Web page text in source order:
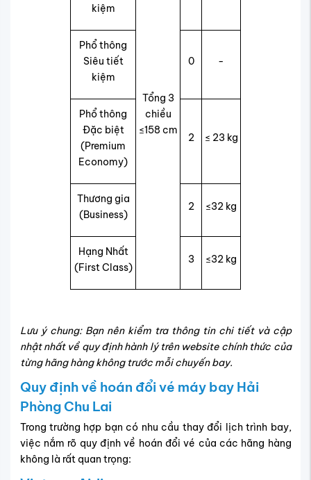
kiệm
Tổng 3
chiều
≤158 cm
Phổ thông
Siêu tiết
kiệm
0 -
Phổ thông
Đặc biệt
(Premium
Economy)
2 ≤ 23 kg
Thương gia
(Business)
2 ≤32 kg
Hạng Nhất
(First Class)
3 ≤32 kg
Lưu ý chung: Bạn nên kiểm tra thông tin chi tiết và cập
nhật nhất về quy định hành lý trên website chính thức của
từng hãng hàng không trước mỗi chuyến bay.
Quy định về hoán đổi vé máy bay Hải
Phòng Chu Lai
Trong trường hợp bạn có nhu cầu thay đổi lịch trình bay,
việc nắm rõ quy định về hoán đổi vé của các hãng hàng
không là rất quan trọng: